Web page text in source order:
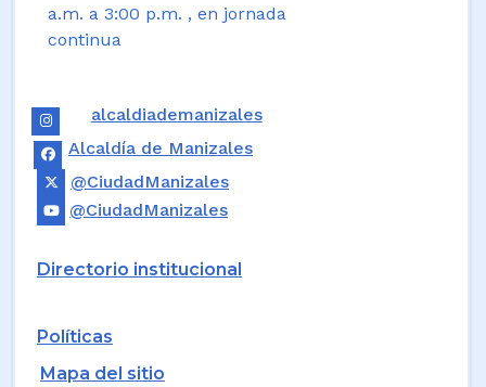
a.m. a 3:00 p.m. , en jornada
continua
alcaldiademanizales
Alcaldía de Manizales
@CiudadManizales
@CiudadManizales
Directorio institucional
Políticas
Mapa del sitio